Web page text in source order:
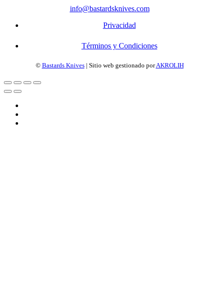
info@bastardsknives.com
Privacidad
Términos y Condiciones
© Bastards Knives| Sitio web gestionado porAKROLIH